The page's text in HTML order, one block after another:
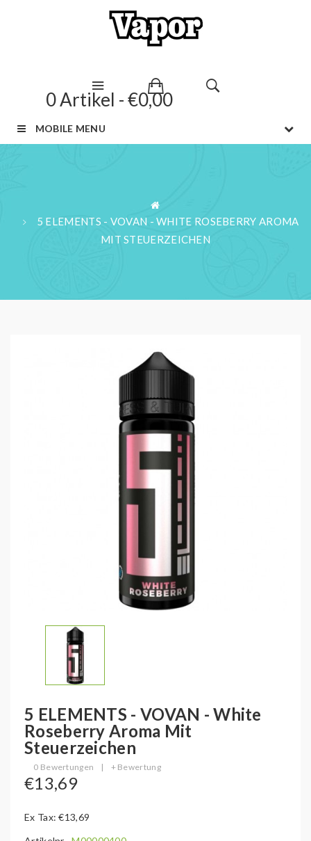
0 Artikel - €0,00
MOBILE MENU
5 ELEMENTS - VOVAN - WHITE ROSEBERRY AROMA
MIT STEUERZEICHEN
5 ELEMENTS - VOVAN - White
Roseberry Aroma Mit
Steuerzeichen
0 Bewertungen | + Bewertung
€13,69
Ex Tax: €13,69